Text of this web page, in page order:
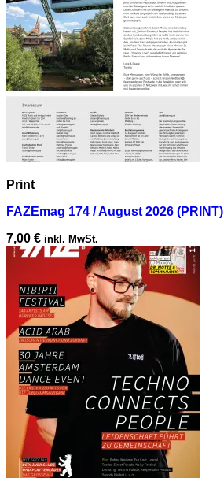
Print
FAZEmag 174 / August 2026 (PRINT)
7,00 € inkl. MwSt.